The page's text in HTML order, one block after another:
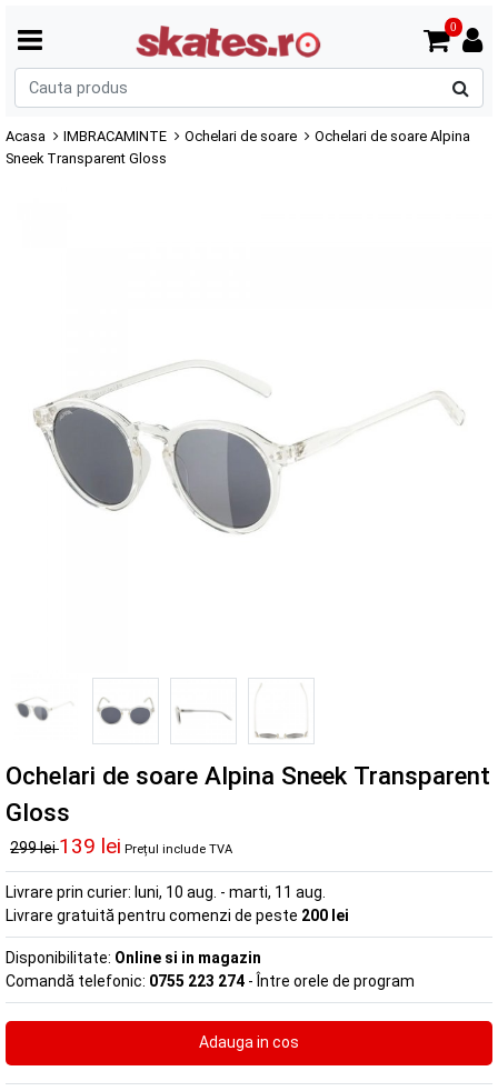
0
Acasa IMBRACAMINTE Ochelari de soare
Ochelari de soare Alpina
Sneek Transparent Gloss
Ochelari de soare Alpina Sneek Transparent
Gloss
299 lei139 lei Prețul include TVA
Livrare prin curier: luni, 10 aug. - marti, 11 aug.
Livrare gratuită pentru comenzi de peste 200 lei
Disponibilitate: Online si in magazin
Comandă telefonic: 0755 223 274 - Între orele de program